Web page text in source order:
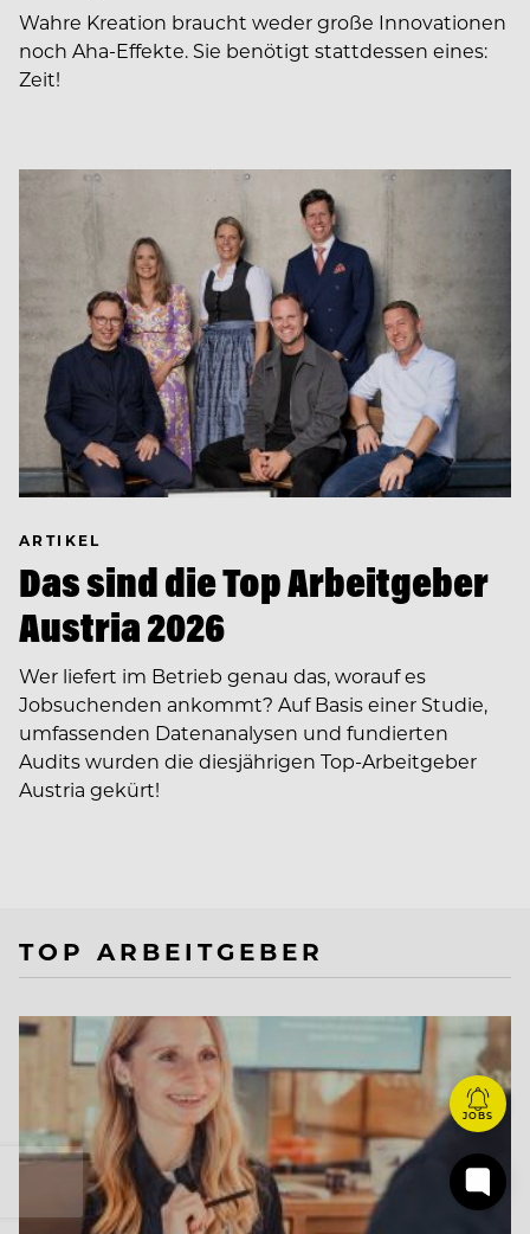
Wahre Kreation braucht weder große Innovationen
noch Aha-Effekte. Sie benötigt stattdessen eines:
Zeit!
ARTIKEL
Das sind die Top Arbeitgeber
Austria 2026
Wer liefert im Betrieb genau das, worauf es
Jobsuchenden ankommt? Auf Basis einer Studie,
umfassenden Datenanalysen und fundierten
Audits wurden die diesjährigen Top-Arbeitgeber
Austria gekürt!
TOP ARBEITGEBER
JOBS